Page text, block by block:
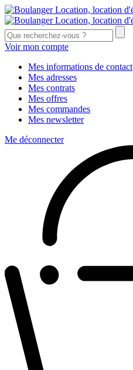
Voir mon compte
Mes informations de contact
Mes adresses
Mes contrats
Mes offres
Mes commandes
Mes newsletter
Me déconnecter